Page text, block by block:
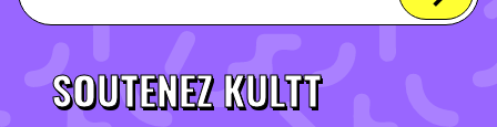
SOUTENEZ KULTT